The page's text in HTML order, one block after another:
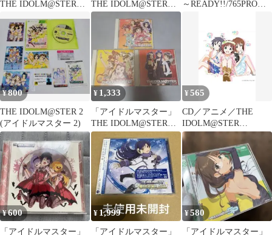
THE IDOLM@STER
THE IDOLM@STER
765PRO ALLSTAR…
～READY!!/765PRO
¥800
THE IDOLM@STER 2
(アイドルマスター 2)
¥ 1,333
「アイドルマスター」
THE IDOLM@STER
MASTERWORK 01 ～
¥565
CD／アニメ／THE
IDOLM@STER
ANIM@TION MASTER
¥600
「アイドルマスター」
¥ 1,999
「アイドルマスター」
¥580
「アイドルマスター」